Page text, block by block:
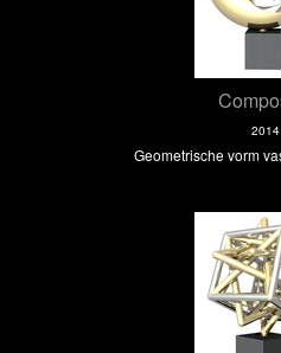
2014
Geometrische vorm